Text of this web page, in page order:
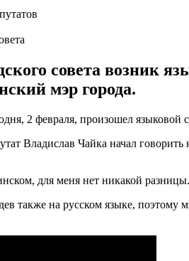
совета возник
мэр города.
2 февраля, произошел
Владислав Чайка начал
для меня нет никакой
также на русском языке, поэтому